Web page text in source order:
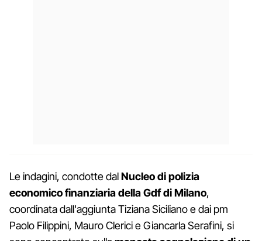
Le indagini, condotte dalNucleo di polizia
economico finanziaria della Gdf di Milano,
coordinata dall'aggiunta Tiziana Siciliano e dai pm
Paolo Filippini, Mauro Clerici e Giancarla Serafini, si